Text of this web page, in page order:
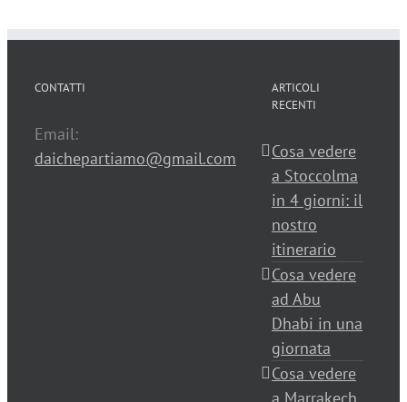
CONTATTI
Email:
daichepartiamo@gmail.com
ARTICOLI
RECENTI
Cosa vedere
a Stoccolma
in 4 giorni: il
nostro
itinerario
Cosa vedere
ad Abu
Dhabi in una
giornata
Cosa vedere